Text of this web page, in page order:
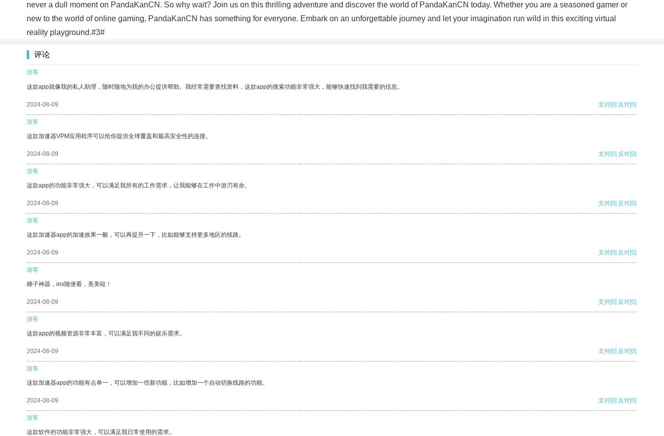
never a dull moment on PandaKanCN. So why wait? Join us on this thrilling adventure and discover the world of PandaKanCN today. Whether you are a seasoned gamer or
new to the world of online gaming, PandaKanCN has something for everyone. Embark on an unforgettable journey and let your imagination run wild in this exciting virtual
reality playground.#3#
评论
游客
这款app就像我的私人助理，随时随地为我的办公提供帮助。我经常需要查找资料，这款app的搜索功能非常强大，能够快速找到我需要的信息。
2024-08-09 支持[0] 反对[0]
游客
这款加速器VPM应用程序可以给你提供全球覆盖和最高安全性的连接。
2024-08-09 支持[0] 反对[0]
游客
这款app的功能非常强大，可以满足我所有的工作需求，让我能够在工作中游刃有余。
2024-08-09 支持[0] 反对[0]
游客
这款加速器app的加速效果一般，可以再提升一下，比如能够支持更多地区的线路。
2024-08-09 支持[0] 反对[0]
游客
梯子神器，ins随便看，美美哒！
2024-08-09 支持[0] 反对[0]
游客
这款app的视频资源非常丰富，可以满足我不同的娱乐需求。
2024-08-09 支持[0] 反对[0]
游客
这款加速器app的功能有点单一，可以增加一些新功能，比如增加一个自动切换线路的功能。
2024-08-09 支持[0] 反对[0]
游客
这款软件的功能非常强大，可以满足我日常使用的需求。